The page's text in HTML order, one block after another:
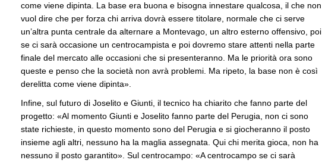
come viene dipinta. La base era buona e bisogna innestare qualcosa, il che non
vuol dire che per forza chi arriva dovrà essere titolare, normale che ci serve
un’altra punta centrale da alternare a Montevago, un altro esterno offensivo, poi
se ci sarà occasione un centrocampista e poi dovremo stare attenti nella parte
finale del mercato alle occasioni che si presenteranno. Ma le priorità ora sono
queste e penso che la società non avrà problemi. Ma ripeto, la base non è così
derelitta come viene dipinta».
Infine, sul futuro di Joselito e Giunti, il tecnico ha chiarito che fanno parte del
progetto: «Al momento Giunti e Joselito fanno parte del Perugia, non ci sono
state richieste, in questo momento sono del Perugia e si giocheranno il posto
insieme agli altri, nessuno ha la maglia assegnata. Qui chi merita gioca, non ha
nessuno il posto garantito». Sul centrocampo: «A centrocampo se ci sarà